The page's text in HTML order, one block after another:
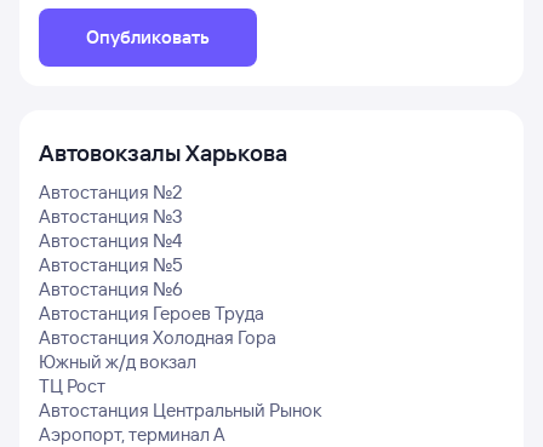
Опубликовать
АвтовокзалыХарькова
Автостанция №2
Автостанция №3
Автостанция №4
Автостанция №5
Автостанция №6
Автостанция Героев Труда
Автостанция Холодная Гора
Южный ж/д вокзал
ТЦ Рост
Автостанция Центральный Рынок
Аэропорт, терминал А